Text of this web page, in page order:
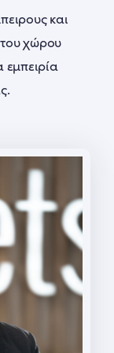
και
του χώρου